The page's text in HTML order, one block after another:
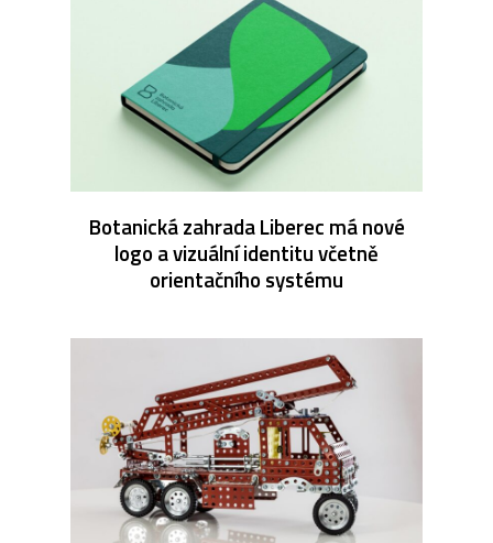
Botanická zahrada Liberec má nové
logo a vizuální identitu včetně
orientačního systému